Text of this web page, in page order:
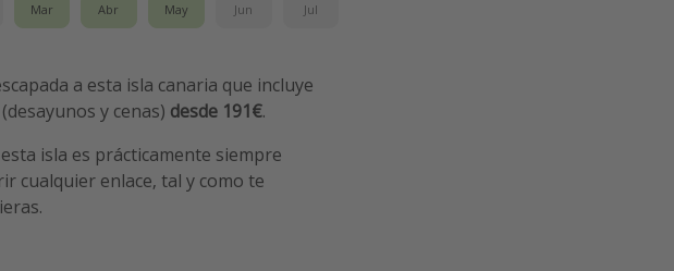
Mar Abr May Jun Jul
a esta isla canaria que incluye
(desayunos y cenas) desde 191€.
isla es prácticamente siempre
cualquier enlace, tal y como te